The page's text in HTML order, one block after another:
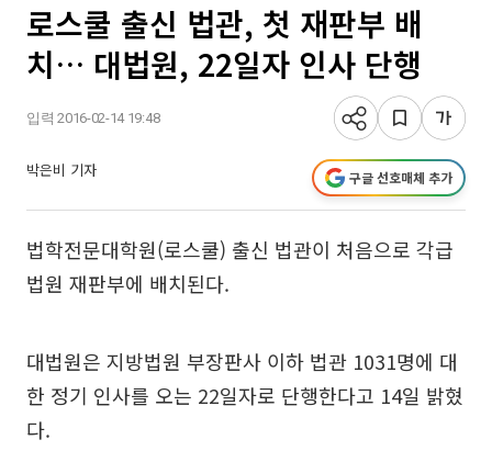
로스쿨 출신 법관, 첫 재판부 배
치… 대법원, 22일자 인사 단행
입력 2016-02-14 19:48
박은비 기자 구글 선호매체 추가
법학전문대학원(로스쿨) 출신 법관이 처음으로 각급
법원 재판부에 배치된다.
대법원은 지방법원 부장판사 이하 법관 1031명에 대
한 정기 인사를 오는 22일자로 단행한다고 14일 밝혔
다.